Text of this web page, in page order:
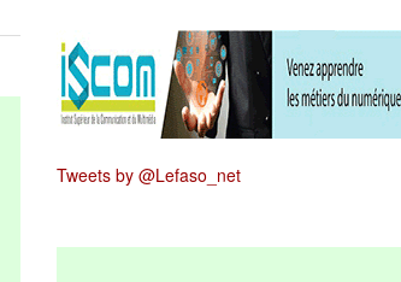
Tweets by @Lefaso_net